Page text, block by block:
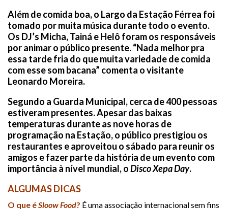
Além de comida boa, o Largo da Estação Férrea foi
tomado por muita música durante todo o evento.
Os DJ’s Micha, Tainá e Helô foram os responsáveis
por animar o público presente. “Nada melhor pra
essa tarde fria do que muita variedade de comida
com esse som bacana” comenta o visitante
Leonardo Moreira.
Segundo a Guarda Municipal, cerca de 400 pessoas
estiveram presentes. Apesar das baixas
temperaturas durante as nove horas de
programação na Estação, o público prestigiou os
restaurantes e aproveitou o sábado para reunir os
amigos e fazer parte da história de um evento com
importância à nível mundial, oDisco Xepa Day.
ALGUMAS DICAS
O que éSloow Food? É uma associação internacional sem fins